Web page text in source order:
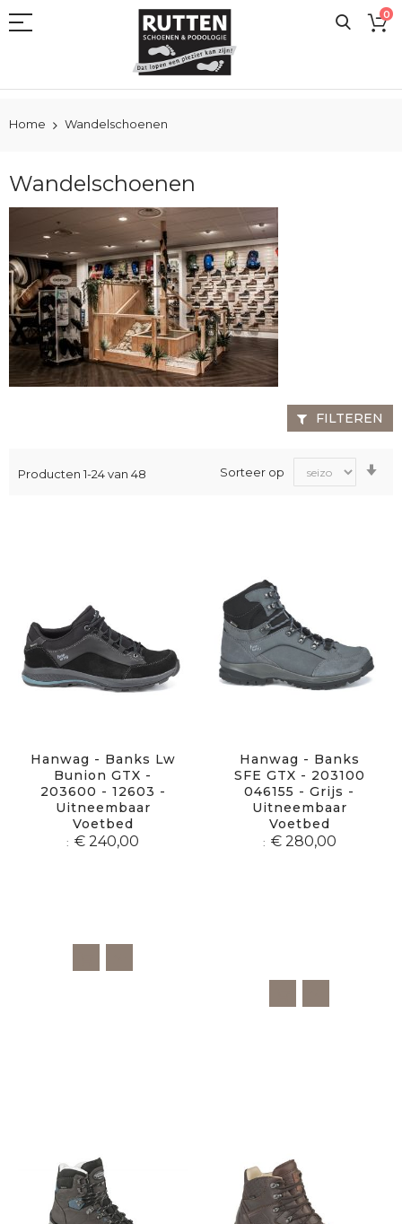
naar
0
Home Wandelschoenen
Wandelschoenen
Producten 1-24van 48 Sorteer op
Hanwag - Banks Lw
Bunion GTX -
203600 - 12603 -
Uitneembaar
Voetbed
€ 240,00
Hanwag - Banks
SFE GTX - 203100
046155 - Grijs -
Uitneembaar
Voetbed
€ 280,00
FILTEREN